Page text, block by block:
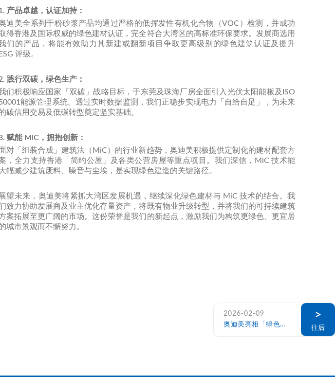
产品卓越，认证加持：
迪美全系列干粉砂浆产品均通过严格的低挥发性有机化合物（VOC）检测，并成功
得香港及国际权威的绿色建材认证，完全符合大湾区的高标准环保要求。发展商选用
们的产品，将能有效助力其新建或翻新项目争取更高级别的绿色建筑认证及提升
评级。
践行双碳，绿色生产：
们积极响应国家「双碳」战略目标，于东莞及珠海厂房全面引入光伏太阳能板及ISO
能源管理系统。透过实时数据监测，我们正稳步实现电力「自给自足」，为未来
碳信用交易及低碳转型奠定坚实基础。
赋能 MiC，拥抱创新：
对「组装合成」建筑法（MiC）的行业新趋势，奥迪美积极提供定制化的建材配套方
，全力支持香港「简约公屋」及各类公营房屋等重点项目。我们深信，MiC 技术能
幅减少建筑废料、噪音与尘埃，是实现绿色建造的关键路径。
展望未来，奥迪美将紧抓大湾区发展机遇，继续深化绿色建材与 MiC 技术的结合。我
致力协助发展商及业主优化存量资产，将既有物业升级转型，并将我们的可持续建筑
案拓展至更广阔的市场。这份荣誉是我们的新起点，激励我们为构筑更绿色、更宜居
城市景观而不懈努力。
2026-02-09
奥迪美亮相「绿色...
>
往后